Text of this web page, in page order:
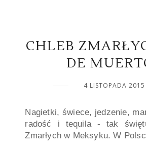
CHLEB
DE
4 LISTOPADA 2015
Nagietki, świece, jedzenie,
radość i tequila - tak
Zmarłych w Meksyku. W